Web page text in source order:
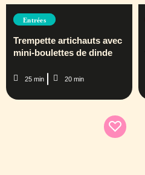
Entrées
Trempette artichauts avec
mini-boulettes de dinde
25 min 20 min